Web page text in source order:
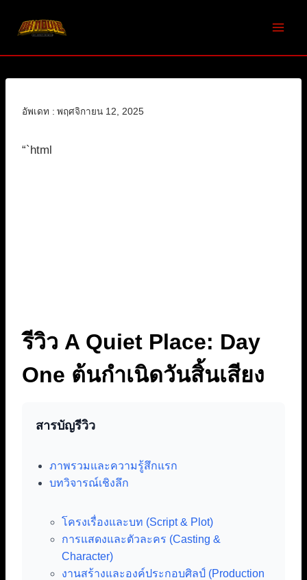
อัพเดท : พฤศจิกายน 12, 2025
“`html
รีวิว A Quiet Place: Day
One ต้นกำเนิดวันสิ้นเสียง
สารบัญรีวิว
ภาพรวมและความรู้สึกแรก
บทวิจารณ์เชิงลึก
โครงเรื่องและบท (Script & Plot)
การแสดงและตัวละคร (Casting &
Character)
งานสร้างและองค์ประกอบศิลป์ (Production